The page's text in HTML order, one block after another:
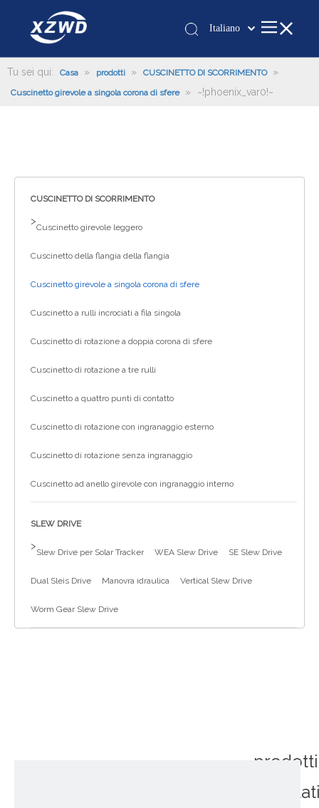
Italiano
românesc
Türk dili
Deutsch
Tu sei qui: Casa » prodotti » CUSCINETTO DI SCORRIMENTO »
Cuscinetto girevole a singola corona di sfere » ~!phoenix_var0!~
CUSCINETTO DI SCORRIMENTO
>
Cuscinetto girevole leggero
Cuscinetto della flangia della flangia
Cuscinetto girevole a singola corona di sfere
Cuscinetto a rulli incrociati a fila singola
Cuscinetto di rotazione a doppia corona di sfere
Cuscinetto di rotazione a tre rulli
Cuscinetto a quattro punti di contatto
Cuscinetto di rotazione con ingranaggio esterno
Cuscinetto di rotazione senza ingranaggio
Cuscinetto ad anello girevole con ingranaggio interno
SLEW DRIVE
>
Slew Drive per Solar Tracker WEA Slew Drive SE Slew Drive
Dual Sleis Drive Manovra idraulica Vertical Slew Drive
Worm Gear Slew Drive
prodotti
correlati